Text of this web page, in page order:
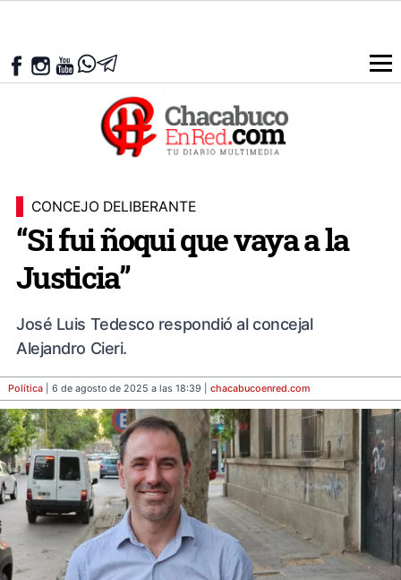
CONCEJO DELIBERANTE
“Si fui ñoqui que vaya a la
Justicia”
José Luis Tedesco respondió al concejal
Alejandro Cieri.
Política | 6 de agosto de 2025 a las 18:39 | chacabucoenred.com